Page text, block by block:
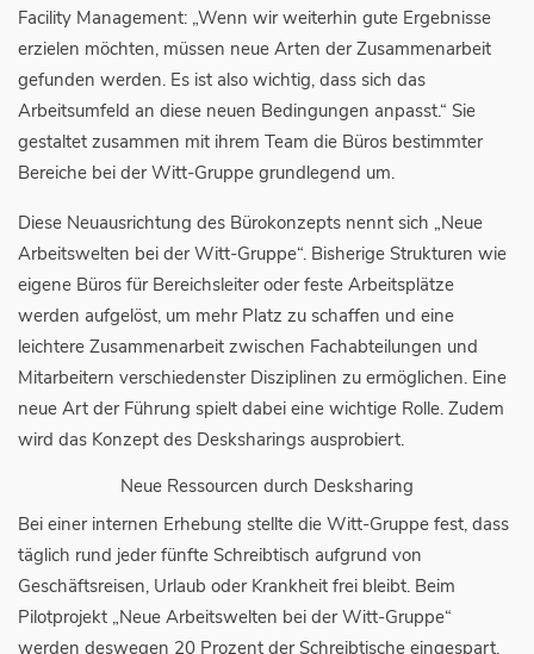
Facility Management: „Wenn wir weiterhin gute Ergebnisse
erzielen möchten, müssen neue Arten der Zusammenarbeit
gefunden werden. Es ist also wichtig, dass sich das
Arbeitsumfeld an diese neuen Bedingungen anpasst.“ Sie
gestaltet zusammen mit ihrem Team die Büros bestimmter
Bereiche bei der Witt-Gruppe grundlegend um.
Diese Neuausrichtung des Bürokonzepts nennt sich „Neue
Arbeitswelten bei der Witt-Gruppe“. Bisherige Strukturen wie
eigene Büros für Bereichsleiter oder feste Arbeitsplätze
werden aufgelöst, um mehr Platz zu schaffen und eine
leichtere Zusammenarbeit zwischen Fachabteilungen und
Mitarbeitern verschiedenster Disziplinen zu ermöglichen. Eine
neue Art der Führung spielt dabei eine wichtige Rolle. Zudem
wird das Konzept des Desksharings ausprobiert.
Neue Ressourcen durch Desksharing
Bei einer internen Erhebung stellte die Witt-Gruppe fest, dass
täglich rund jeder fünfte Schreibtisch aufgrund von
Geschäftsreisen, Urlaub oder Krankheit frei bleibt. Beim
Pilotprojekt „Neue Arbeitswelten bei der Witt-Gruppe“
werden deswegen 20 Prozent der Schreibtische eingespart,